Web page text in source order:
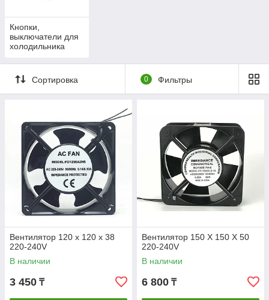
Кнопки,
выключатели для
холодильника
Сортировка 0 Фильтры
Вентилятор 120 х 120 х 38
220-240V
В наличии
3 450 ₸
Вентилятор 150 Х 150 Х 50
220-240V
В наличии
6 800 ₸